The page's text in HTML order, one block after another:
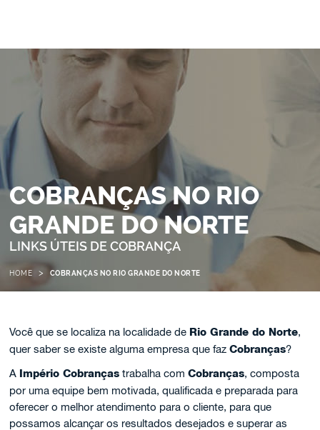
COBRANÇAS NO RIO
GRANDE DO NORTE
LINKS ÚTEIS DE COBRANÇA
HOME > COBRANÇAS NO RIO GRANDE DO NORTE
Você que se localiza na localidade de Rio Grande do Norte,
quer saber se existe alguma empresa que fazCobranças?
A Império Cobranças trabalha comCobranças, composta
por uma equipe bem motivada, qualificada e preparada para
oferecer o melhor atendimento para o cliente, para que
possamos alcançar os resultados desejados e superar as